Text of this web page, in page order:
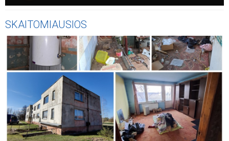
SKAITOMIAUSIOS